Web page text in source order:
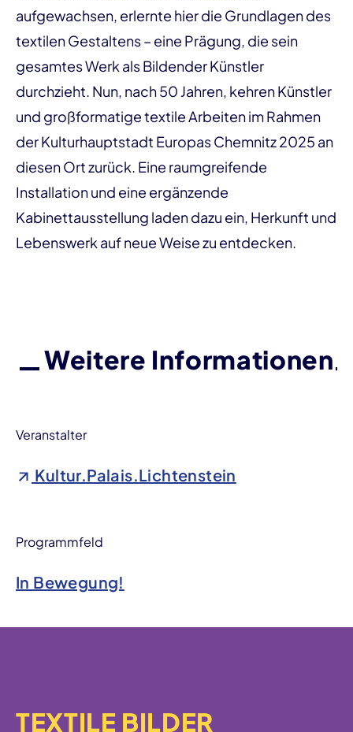
aufgewachsen, erlernte hier die Grundlagen des
textilen Gestaltens – eine Prägung, die sein
gesamtes Werk als Bildender Künstler
durchzieht. Nun, nach 50 Jahren, kehren Künstler
und großformatige textile Arbeiten im Rahmen
der Kulturhauptstadt Europas Chemnitz 2025 an
diesen Ort zurück. Eine raumgreifende
Installation und eine ergänzende
Kabinettausstellung laden dazu ein, Herkunft und
Lebenswerk auf neue Weise zu entdecken.
Weitere Informationen
Veranstalter
Kultur.Palais.Lichtenstein
Programmfeld
In Bewegung!
TEXTILE BILDER